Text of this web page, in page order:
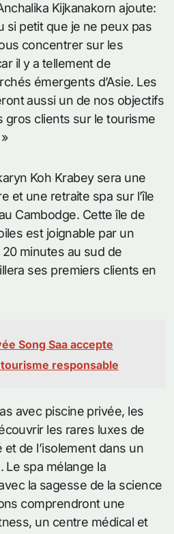
Kijkanakorn ajoute:
si petit que je ne peux pas
concentrer sur les
il y a tellement de
émergents d’Asie. Les
aussi un de nos objectifs
gros clients sur le tourisme
Koh Krabey sera une
et une retraite spa sur l’île
Cambodge. Cette île de
est joignable par un
minutes au sud de
ses premiers clients en
Song Saa accepte
responsable
avec piscine privée, les
les rares luxes de
et de l’isolement dans un
Le spa mélange la
la sagesse de la science
comprendront une
un centre médical et